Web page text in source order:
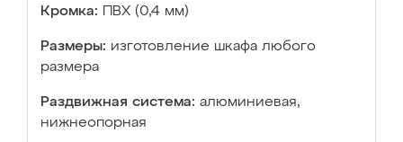
Кромка: ПВХ (0,4 мм)
Размеры: изготовление шкафа любого
размера
Раздвижная система: алюминиевая,
нижнеопорная